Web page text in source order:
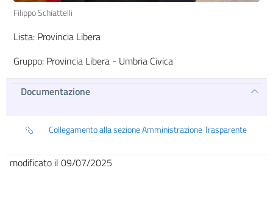
Filippo Schiattelli
Lista: Provincia Libera
Gruppo: Provincia Libera - Umbria Civica
Documentazione
Collegamento alla sezione Amministrazione Trasparente
modificato il 09/07/2025